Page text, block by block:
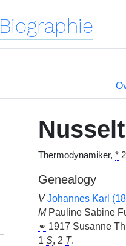
Biographie
Nusselt
Thermodynamiker, *
Genealogy
V Johannes Karl
MPauline Sabine
⚭ 1917 Susanne
1 S, 2 T.